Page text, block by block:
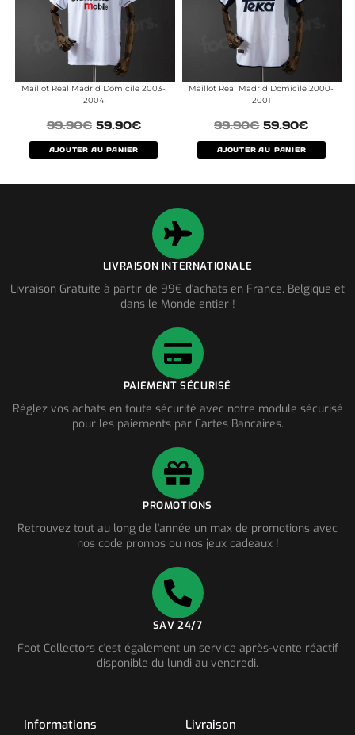
Maillot Real Madrid Domicile 2003-
2004
99.90€ 59.90€
AJOUTER AU PANIER
Maillot Real Madrid Domicile 2000-
2001
99.90€ 59.90€
AJOUTER AU PANIER
LIVRAISON INTERNATIONALE
Livraison Gratuite à partir de 99€ d'achats en France, Belgique et
dans le Monde entier !
PAIEMENT SÉCURISÉ
Réglez vos achats en toute sécurité avec notre module sécurisé
pour les paiements par Cartes Bancaires.
PROMOTIONS
Retrouvez tout au long de l'année un max de promotions avec
nos code promos ou nos jeux cadeaux !
SAV 24/7
Foot Collectors c'est également un service après-vente réactif
disponible du lundi au vendredi.
Informations Livraison